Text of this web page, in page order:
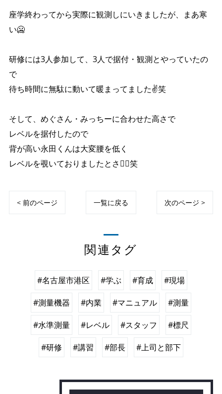
座学終わってから実際に観測しにいきましたが、まあ寒
い🥶
研修には3人参加して、3人で据付・観測とやっていたの
で
待ち時間に無駄に動いて暖まってました✌️笑
そして、めぐさん・みっちーに合わせた高さで
レベルを据付したので
背が高い永田くんは大変腰を低く
レベルを覗いておりましたとさ🤷‍♀️笑
< 前のページ 一覧に戻る 次のページ >
関連タグ
#名古屋市港区 #学ぶ #育成 #現場
#測量機器 #内業 #マニュアル #測量
#水準測量 #レベル #スタッフ #標尺
#研修 #講習 #部長 #上司と部下